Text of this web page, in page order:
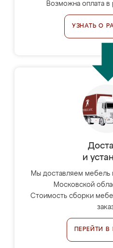
Возможна оплата в
УЗНАТЬ О
и
Мы доставляем мебель
Московской
Стоимость сборки
ПЕРЕЙТИ В